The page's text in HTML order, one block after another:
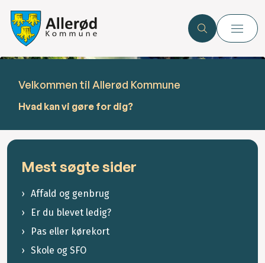
Velkommen til Allerød Kommune
Hvad kan vi gøre for dig?
Mest søgte sider
Affald og genbrug
Er du blevet ledig?
Pas eller kørekort
Skole og SFO